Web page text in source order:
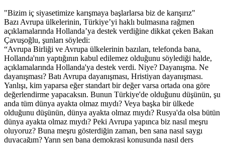
"Bizim iç siyasetimize karışmaya başlarlarsa biz de karışırız"
Bazı Avrupa ülkelerinin, Türkiye’yi haklı bulmasına rağmen
açıklamalarında Hollanda’ya destek verdiğine dikkat çeken Bakan
Çavuşoğlu, şunları söyledi:
“Avrupa Birliği ve Avrupa ülkelerinin bazıları, telefonda bana,
Hollanda'nın yaptığının kabul edilemez olduğunu söylediği halde,
açıklamalarında Hollanda'ya destek verdi. Niye? Dayanışma. Ne
dayanışması? Batı Avrupa dayanışması, Hristiyan dayanışması.
Yanlışı, kim yaparsa eğer standart bir değer varsa ortada ona göre
değerlendirme yapacaksın. Bunun Türkiye'de olduğunu düşünün, şu
anda tüm dünya ayakta olmaz mıydı? Veya başka bir ülkede
olduğunu düşünün, dünya ayakta olmaz mıydı? Rusya'da olsa bütün
dünya ayakta olmaz mıydı? Peki Avrupa yapınca biz nasıl meşru
oluyoruz? Buna meşru gösterdiğin zaman, ben sana nasıl saygı
duyacağım? Yarın sen bana demokrasi konusunda nasıl ders